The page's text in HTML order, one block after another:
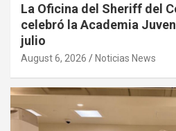
La Oficina del Sheriff del
celebró la Academia
julio
August 6, 2026 Noticias News